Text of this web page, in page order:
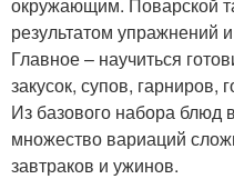
результатом упражнений
Главное – научиться
закусок, супов, гарниров,
Из базового набора блюд
множество вариаций
завтраков и ужинов.